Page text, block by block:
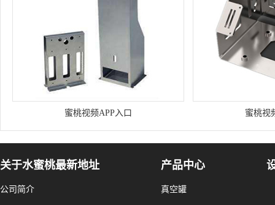
蜜桃视频APP入口 蜜桃视
关于水蜜桃最新地址
公司简介
产品中心
真空罐